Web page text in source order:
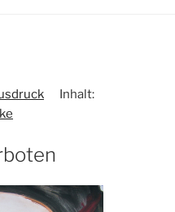
Inhalt: